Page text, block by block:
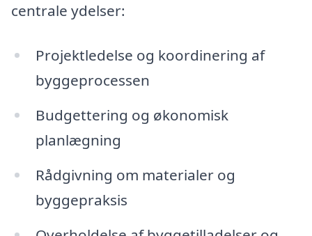
centrale ydelser:
Projektledelse og koordinering af
byggeprocessen
Budgettering og økonomisk
planlægning
Rådgivning om materialer og
byggepraksis